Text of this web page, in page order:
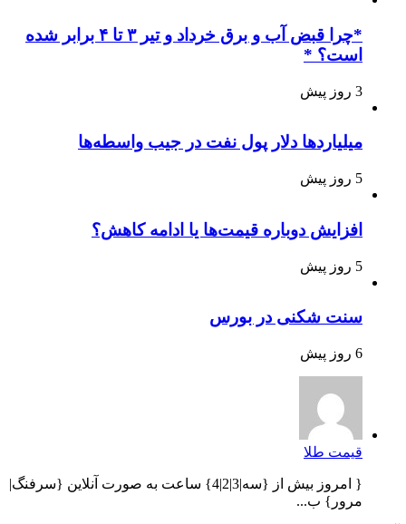
*چرا قبض آب و برق خرداد و تیر ۳ تا ۴ برابر شده
است؟ *
3 روز پیش
میلیاردها دلار پول نفت در جیب واسطه‌ها
5 روز پیش
افزایش دوباره قیمت‌ها یا ادامه کاهش؟
5 روز پیش
سنت شکنی در بورس
6 روز پیش
قیمت طلا
{ امروز بیش از {سه|3|2|4} ساعت به صورت آنلاین {سرفنگ|
مرور} ب...